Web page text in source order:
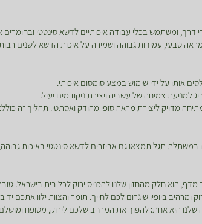
דרך, ומשתמש בכלי עבודה איכותיים לדשא סינטטי
מראה טבעי, עמידות גבוהה ושמירה על איכות הדשא לשנים
אותו על ידי שימוש במצע סומסום איכותי.
למניעת צמיחה של עשביה ויצירת ניקוז מים יעיל.
מדויק ליצירת מראה סופי מהודק ואסתטי. תהליך זה
במשתלת תגל תמצאו גם אביזרים לדשא סינטטי באיכות
הוא חלק מהחזון שלנו להכניס ירוק לכל בית בישראל.
ביופיו שיגרום לכם לחייך. תומר והצוות ילוו
שלנו היא אחת: להפוך את המרחב שלכם לירוק, מטופח